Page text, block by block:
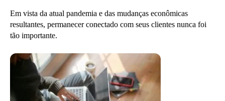
Em vista da atual pandemia e das mudanças econômicas
resultantes, permanecer conectado com seus clientes nunca foi
tão importante.